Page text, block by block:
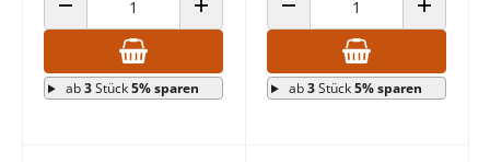
ANZAHL VERRINGERN ANZAHL ERHÖHEN
ab3Stück5% sparen
ANZAHL VERRINGERN ANZAHL
ab3Stück5% sparen